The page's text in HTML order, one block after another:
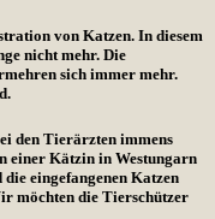
von Katzen. In diesem
nicht mehr. Die
sich immer mehr.
den Tierärzten immens
einer Kätzin in Westungarn
eingefangenen Katzen
möchten die Tierschützer